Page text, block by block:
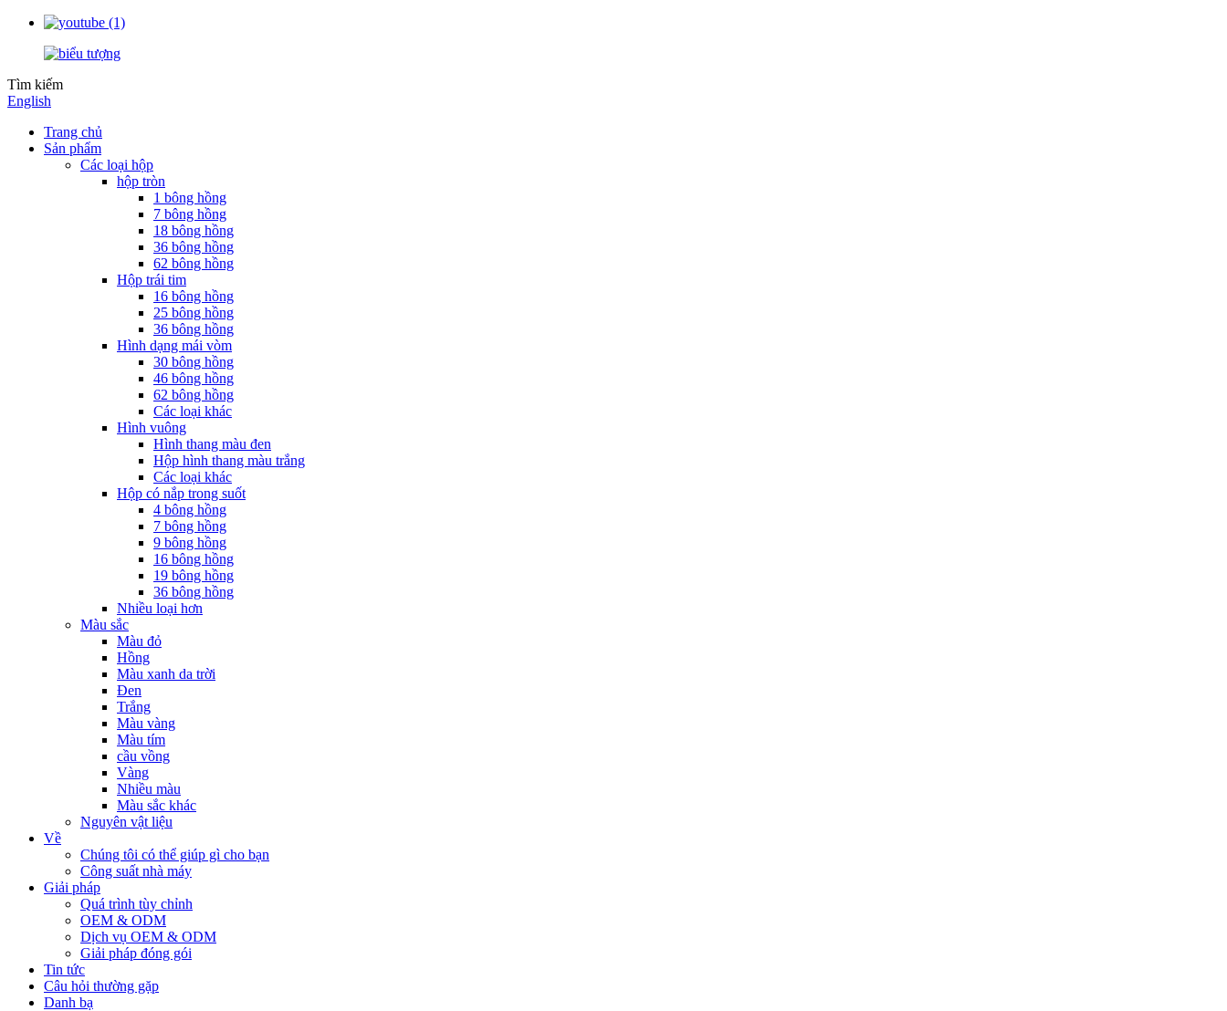
Tìm kiếm
English
Trang chủ
Sản phẩm
Các loại hộp
hộp tròn
1 bông hồng
7 bông hồng
18 bông hồng
36 bông hồng
62 bông hồng
Hộp trái tim
16 bông hồng
25 bông hồng
36 bông hồng
Hình dạng mái vòm
30 bông hồng
46 bông hồng
62 bông hồng
Các loại khác
Hình vuông
Hình thang màu đen
Hộp hình thang màu trắng
Các loại khác
Hộp có nắp trong suốt
4 bông hồng
7 bông hồng
9 bông hồng
16 bông hồng
19 bông hồng
36 bông hồng
Nhiều loại hơn
Màu sắc
Màu đỏ
Hồng
Màu xanh da trời
Đen
Trắng
Màu vàng
Màu tím
cầu vồng
Vàng
Nhiều màu
Màu sắc khác
Nguyên vật liệu
Về
Chúng tôi có thể giúp gì cho bạn
Công suất nhà máy
Giải pháp
Quá trình tùy chỉnh
OEM & ODM
Dịch vụ OEM & ODM
Giải pháp đóng gói
Tin tức
Câu hỏi thường gặp
Danh bạ